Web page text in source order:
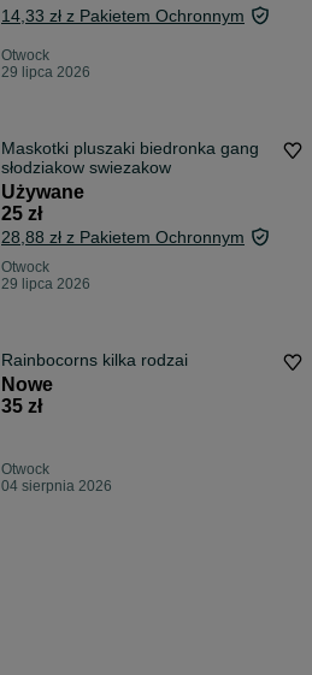
14,33 zł z Pakietem Ochronnym
Otwock
29 lipca 2026
Maskotki pluszaki biedronka gang
słodziakow swiezakow
Używane
25 zł
28,88 zł z Pakietem Ochronnym
Otwock
29 lipca 2026
Rainbocorns kilka rodzai
Nowe
35 zł
Otwock
04 sierpnia 2026